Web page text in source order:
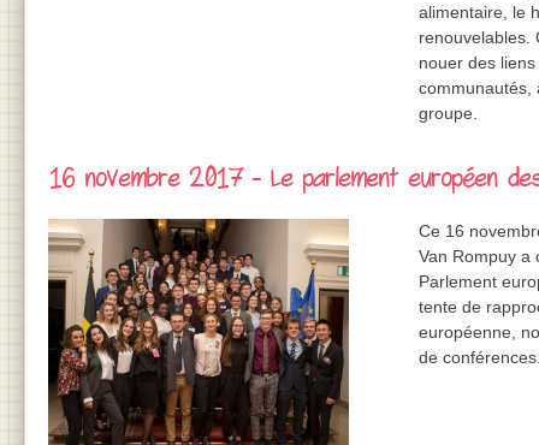
alimentaire, le
renouvelables.
nouer des
communautés,
groupe.
16 novembre 2017 - Le parlement européen
Ce 16
Van Rompuy a
Parlement
tente de
européenne,
de